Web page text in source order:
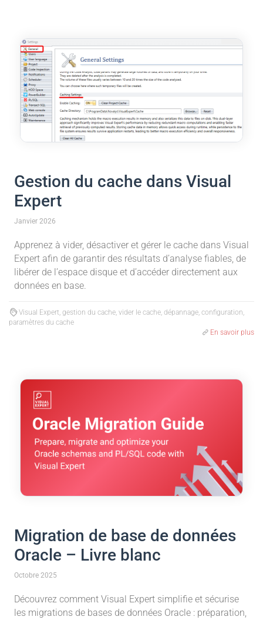
Gestion du cache dans Visual
Expert
Janvier 2026
Apprenez à vider, désactiver et gérer le cache dans Visual
Expert afin de garantir des résultats d’analyse fiables, de
libérer de l’espace disque et d’accéder directement aux
données en base.
Visual Expert, gestion du cache, vider le cache, dépannage, configuration,
paramètres du cache
En savoir plus
Migration de base de données
Oracle – Livre blanc
Octobre 2025
Découvrez comment Visual Expert simplifie et sécurise
les migrations de bases de données Oracle : préparation,